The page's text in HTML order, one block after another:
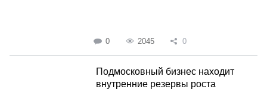
0 2045 0
Подмосковный бизнес находит
внутренние резервы роста